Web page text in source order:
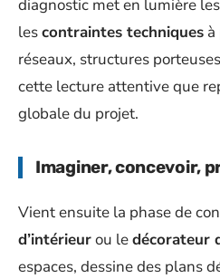
diagnostic met en lumière
lescontraintes techniques
réseaux, structures
cette lecture attentive que
globale du projet.
Imaginer, concevoir,
Vient ensuite la phase de
d’intérieurou ledécorateur
espaces, dessine des plans